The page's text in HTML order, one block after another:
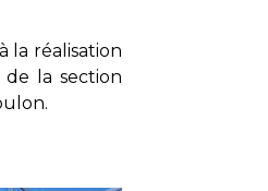
la réalisation
de la section